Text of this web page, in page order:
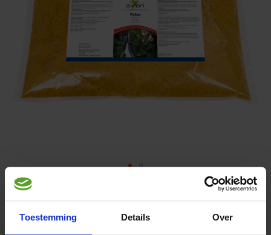
Toestemming Details Over
Avian Pollen
Skip
the
beginning